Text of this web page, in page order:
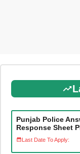
Punjab Police
Response Sheet
Last Date To Apply: